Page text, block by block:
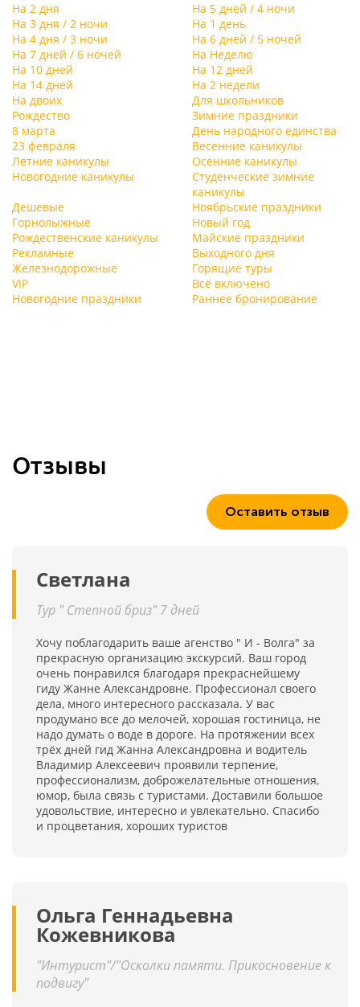
На 2 дня
На 5 дней / 4 ночи
На 3 дня / 2 ночи
На 1 день
На 4 дня / 3 ночи
На 6 дней / 5 ночей
На 7 дней / 6 ночей
На Неделю
На 10 дней
На 12 дней
На 14 дней
На 2 недели
На двоих
Для школьников
Рождество
Зимние праздники
8 марта
День народного единства
23 февраля
Весенние каникулы
Летние каникулы
Осенние каникулы
Новогодние каникулы
Студенческие зимние
каникулы
Дешевые
Ноябрьские праздники
Горнолыжные
Новый год
Рождественские каникулы
Майские праздники
Рекламные
Выходного дня
Железнодорожные
Горящие туры
VIP
Всё включено
Новогодние праздники
Раннее бронирование
Отзывы
Оставить отзыв
Светлана
Тур " Степной бриз" 7 дней
Хочу поблагодарить ваше агенство " И - Волга" за
прекрасную организацию экскурсий. Ваш город
очень понравился благодаря прекраснейшему
гиду Жанне Александровне. Профессионал своего
дела, много интересного рассказала. У вас
продумано все до мелочей, хорошая гостиница, не
надо думать о воде в дороге. На протяжении всех
трёх дней гид Жанна Александровна и водитель
Владимир Алексеевич проявили терпение,
профессионализм, доброжелательные отношения,
юмор, была связь с туристами. Доставили большое
удовольствие, интересно и увлекательно. Спасибо
и процветания, хороших туристов
Ольга Геннадьевна
Кожевникова
"Интурист"/"Осколки памяти. Прикосновение к
подвигу"